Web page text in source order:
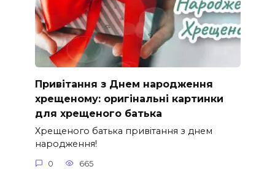
Привітання з Днем народження
хрещеному: оригінальні картинки
для хрещеного батька
Хрещеного батька привітання з днем
народження!
0 665